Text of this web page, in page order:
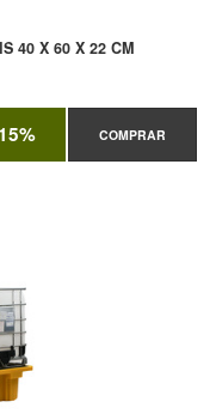
40 X 60 X 22 CM
COMPRAR